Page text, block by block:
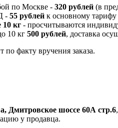
по Москве - 320 рублей (в
- 55 рублей к основному
10 кг - просчитываются
10 кг 500 рублей, доставка
по факту вручения заказа.
Дмитровское шоссе 60А стр.6
у продавца.